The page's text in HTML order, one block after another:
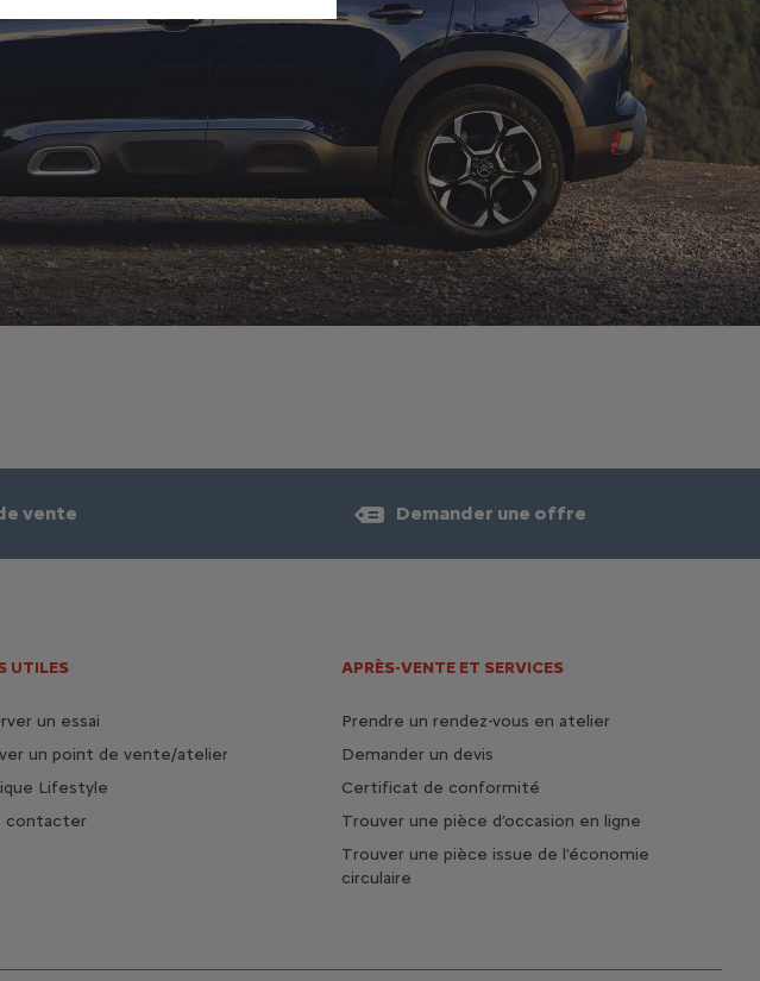
vente Demander une offre
UTILES
un essai
un point de vente/atelier
Lifestyle
contacter
APRÈS-VENTE ET SERVICES
Prendre un rendez-vous en atelier
Demander un devis
Certificat de conformité
Trouver une pièce d’occasion en ligne
Trouver une pièce issue de l'économie
circulaire